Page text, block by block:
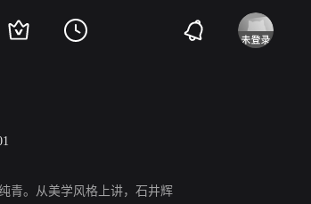
青。从美学风格上讲，石井辉